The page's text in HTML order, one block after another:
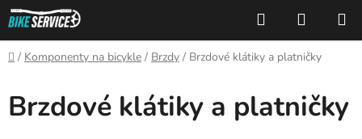
Prejsť
na
obsah
Hľadať
KOŠÍK
Domov
/ Komponenty na bicykle / Brzdy / Brzdové klátiky a platničky
Brzdové klátiky a platničky